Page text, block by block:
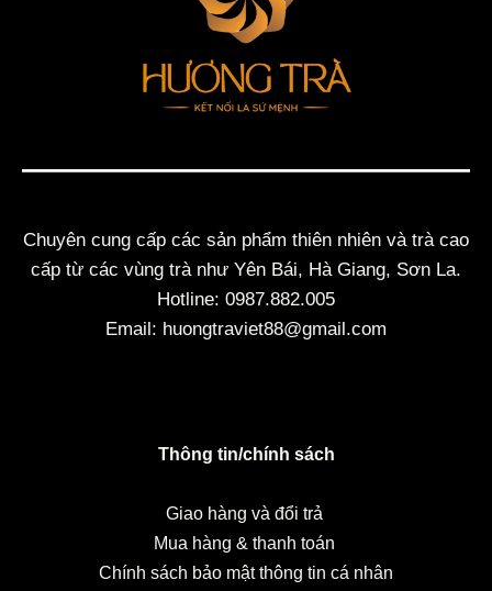
Chuyên cung cấp các sản phẩm thiên nhiên và trà cao
cấp từ các vùng trà như Yên Bái, Hà Giang, Sơn La.
Hotline: 0987.882.005
Email: huongtraviet88@gmail.com
Thông tin/chính sách
Giao hàng và đổi trả
Mua hàng & thanh toán
Chính sách bảo mật thông tin cá nhân